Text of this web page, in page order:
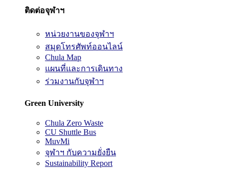
ติดต่อจุฬาฯ
หน่วยงานของจุฬาฯ
สมุดโทรศัพท์ออนไลน์
Chula Map
แผนที่และการเดินทาง
ร่วมงานกับจุฬาฯ
Green University
Chula Zero Waste
CU Shuttle Bus
MuvMi
จุฬาฯ กับความยั่งยืน
Sustainability Report